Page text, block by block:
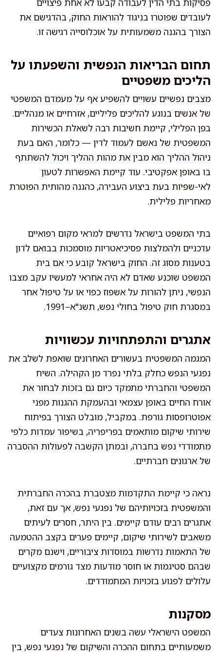
לעובדים שפוטרו בניגוד להוראות החוק, בהדגישם את
הצורך בהגנה משמעותית על אוכלוסייה רגישה זו.
תחום הבריאות הנפשית והשפעתו על
הליכים משפטיים
מצבים נפשיים עשויים להשפיע אף על מעמדם המשפטי
של אנשים בנוגע להליכים פליליים, אזרחיים או מנהליים.
בפן הפלילי, קיימת חשיבות רבה לשאלת הכשירות
המשפטית של נאשם לעמוד לדין — כלומר, האם בעת
ניהול ההליך הוא מבין את מהות ההליך ויכול להשתתף
בו באופן אפקטיבי. עוד קיימת האפשרות לטעון
לאי-שפיות בעת ביצוע העבירה, כהגנה מהותית הפוטרת
מאחריות פלילית.
בתי המשפט בישראל נדרשים למראי מקום רפואיים
עדכניים ולהמלצות פסיכיאטריות מוסמכות בבואם לדון
בטענות מסוג זה. החוק בישראל קובע כי אם בית
המשפט שוכנע שאדם לא היה אחראי למעשיו עקב מצבו
הנפשי, ניתן להורות על אשפוז כפוי או על טיפול אחר
במסגרת חוק טיפול בחולי נפש, תשנ"א–1991.
אתגרים והתפתחויות עכשוויות
המגמה המשפטית בעשורים האחרונים שואפת לשלב את
נפגעי הנפש כחלק בלתי נפרד מן הקהילה. השיח
המשפטי והחברתי מתמקד כיום גם בזכות לבחור את
אורח החיים באופן עצמאי ובהעמקת ההגנות מפני
אפוטרופסות גורפת. במקביל, מובלט הצורך בפיתוח
שירותי שיקום מותאמים בפריפריה, בשיפור עמדות כלפי
מתמודדי נפש בחברה, ובמתן הקשבה לפעולות ההסברה
של ארגונים חברתיים.
נראה כי קיימת התקדמות מצטברת בהכרה החברתית
והמשפטית בזכויותיהם של נפגעי נפש, אך עם זאת,
אתגרים רבים עודם קיימים. בין היתר, חסרים לעיתים
משאבים לשירותי שיקום, קיימים פערים בקצב ההטמעה
של התאמות נדרשות במוסדות ציבוריים, וישנם מקרים
שבהם סטיגמות או חוסר מודעות מצד גורמים מקצועיים
עלולים לפגוע בזכויות המתמודדים.
מסקנות
המשפט הישראלי עשה בשנים האחרונות צעדים
משמעותיים בתחום ההכרה והשיקום של נפגעי נפש, בין